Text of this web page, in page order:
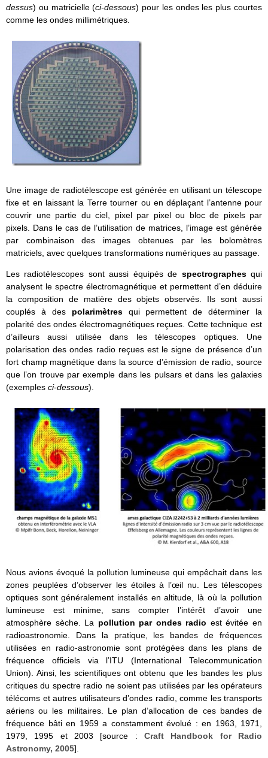
dessus) ou matricielle (ci-dessous) pour les ondes les plus courtes
comme les ondes millimétriques.
Une image de radiotélescope est générée en utilisant un télescope
fixe et en laissant la Terre tourner ou en déplaçant l’antenne pour
couvrir une partie du ciel, pixel par pixel ou bloc de pixels par
pixels. Dans le cas de l’utilisation de matrices, l’image est générée
par combinaison des images obtenues par les bolomètres
matriciels, avec quelques transformations numériques au passage.
Les radiotélescopes sont aussi équipés de spectrographesqui
analysent le spectre électromagnétique et permettent d’en déduire
la composition de matière des objets observés. Ils sont aussi
couplés à des polarimètres qui permettent de déterminer la
polarité des ondes électromagnétiques reçues. Cette technique est
d’ailleurs aussi utilisée dans les télescopes optiques. Une
polarisation des ondes radio reçues est le signe de présence d’un
fort champ magnétique dans la source d’émission de radio, source
que l’on trouve par exemple dans les pulsars et dans les galaxies
(exemples ci-dessous).
Nous avions évoqué la pollution lumineuse qui empêchait dans les
zones peuplées d’observer les étoiles à l’œil nu. Les télescopes
optiques sont généralement installés en altitude, là où la pollution
lumineuse est minime, sans compter l’intérêt d’avoir une
atmosphère sèche. La pollution par ondes radio est évitée en
radioastronomie. Dans la pratique, les bandes de fréquences
utilisées en radio-astronomie sont protégées dans les plans de
fréquence officiels via l’ITU (International Telecommunication
Union). Ainsi, les scientifiques ont obtenu que les bandes les plus
critiques du spectre radio ne soient pas utilisées par les opérateurs
télécoms et autres utilisateurs d’ondes radio, comme les transports
aériens ou les militaires. Le plan d’allocation de ces bandes de
fréquence bâti en 1959 a constamment évolué : en 1963, 1971,
1979, 1995 et 2003 [source : Craft Handbook for Radio
Astronomy, 2005].